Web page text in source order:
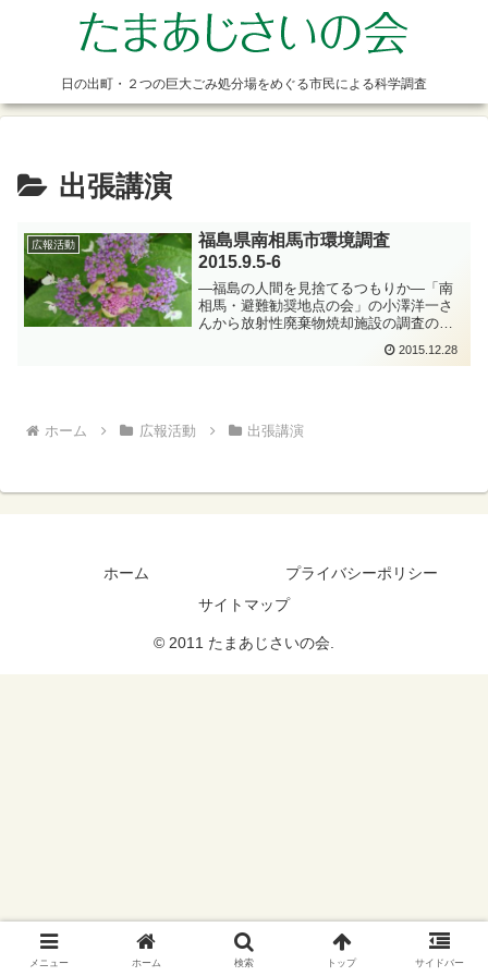
日の出町・２つの巨大ごみ処分場をめぐる市民による科学調査
出張講演
広報活動
福島県南相馬市環境調査
2015.9.5-6
―福島の人間を見捨てるつもりか―「南
相馬・避難勧奨地点の会」の小澤洋一さ
んから放射性廃棄物焼却施設の調査のノ
ウハウを教えてもらいたい、また講演を
してほしいとの依頼があり、その前に福
2015.12.28
ホーム 広報活動 出張講演
ホーム
プライバシーポリシー
サイトマップ
© 2011 たまあじさいの会.
メニュー ホーム 検索 トップ サイドバー